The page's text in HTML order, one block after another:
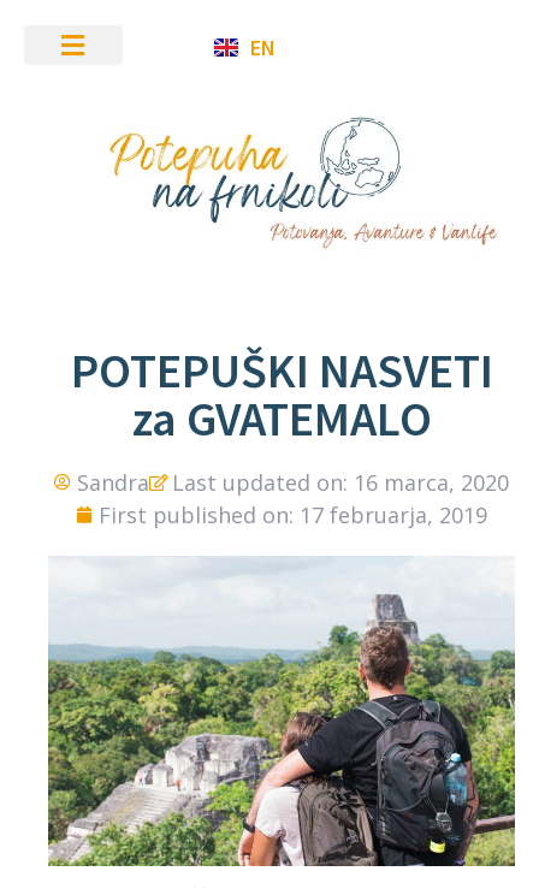
EN
POTEPUŠKI NASVETI
za GVATEMALO
Sandra
Last updated on: 16 marca, 2020
First published on: 17 februarja, 2019